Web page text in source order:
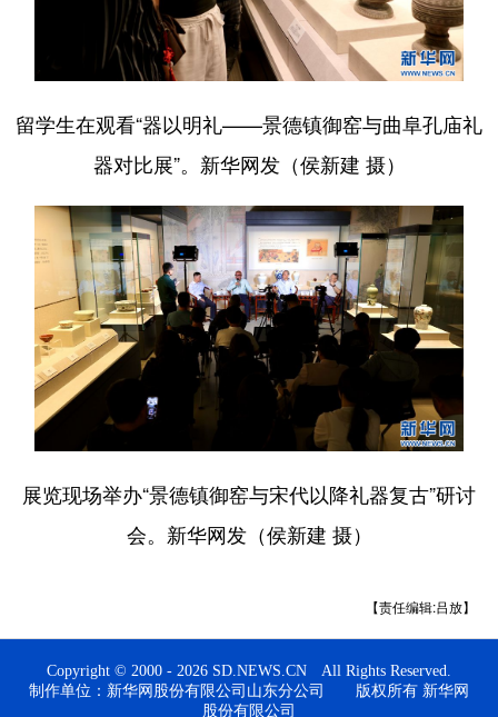
留学生在观看“器以明礼——景德镇御窑与曲阜孔庙礼
器对比展”。新华网发（侯新建 摄）
展览现场举办“景德镇御窑与宋代以降礼器复古”研讨
会。新华网发（侯新建 摄）
【责任编辑:吕放】
Copyright © 2000 - 2026 SD.NEWS.CN All Rights Reserved.
制作单位：新华网股份有限公司山东分公司 版权所有 新华网
股份有限公司